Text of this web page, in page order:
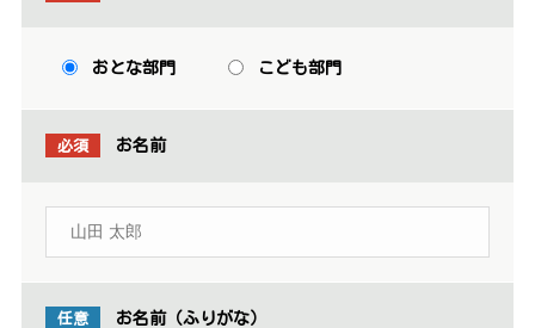
おとな部門 こども部門
必須 お名前
任意 お名前（ふりがな）